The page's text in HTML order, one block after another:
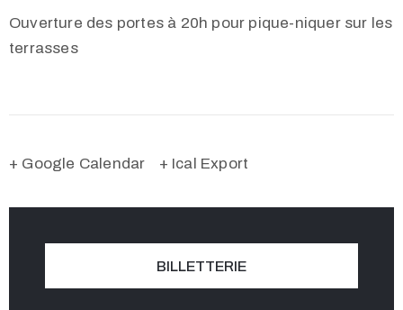
Ouverture des portes à 20h pour pique-niquer sur les
terrasses
+ Google Calendar + Ical Export
BILLETTERIE